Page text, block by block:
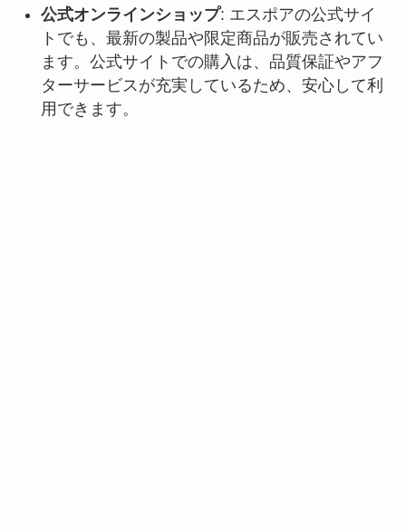
公式オンラインショップ: エスポアの公式サイ
トでも、最新の製品や限定商品が販売されてい
ます。公式サイトでの購入は、品質保証やアフ
ターサービスが充実しているため、安心して利
用できます。